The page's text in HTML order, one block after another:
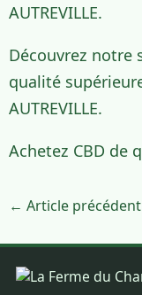
AUTREVILLE.
Découvrez notre
qualité
AUTREVILLE.
Achetez CBD de
← Article précédent